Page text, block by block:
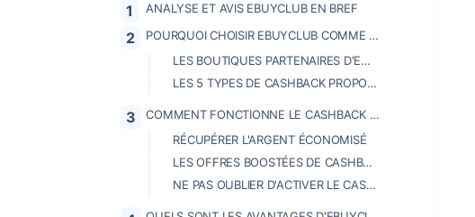
ANALYSE ET AVIS EBUYCLUB EN BREF
POURQUOI CHOISIR EBUYCLUB COMME SOLUTION DE CASHBACK ?
LES BOUTIQUES PARTENAIRES D'EBUYCLUB
LES 5 TYPES DE CASHBACK PROPOSÉS
COMMENT FONCTIONNE LE CASHBACK EBUYCLUB ?
RÉCUPÉRER L'ARGENT ÉCONOMISÉ
LES OFFRES BOOSTÉES DE CASHBACK
NE PAS OUBLIER D'ACTIVER LE CASHBACK